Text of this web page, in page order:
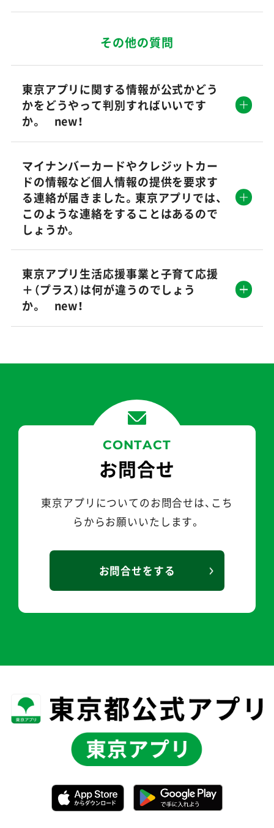
その他の質問
東京アプリに関する情報が公式かどう
かをどうやって判別すればいいです
か。 new！
マイナンバーカードやクレジットカー
ドの情報など個人情報の提供を要求す
る連絡が届きました。東京アプリでは、
このような連絡をすることはあるので
しょうか。
東京アプリ生活応援事業と子育て応援
＋（プラス）は何が違うのでしょう
か。 new！
CONTACT
お問合せ
東京アプリについてのお問合せは、こち
らからお願いいたします。
お問合せをする